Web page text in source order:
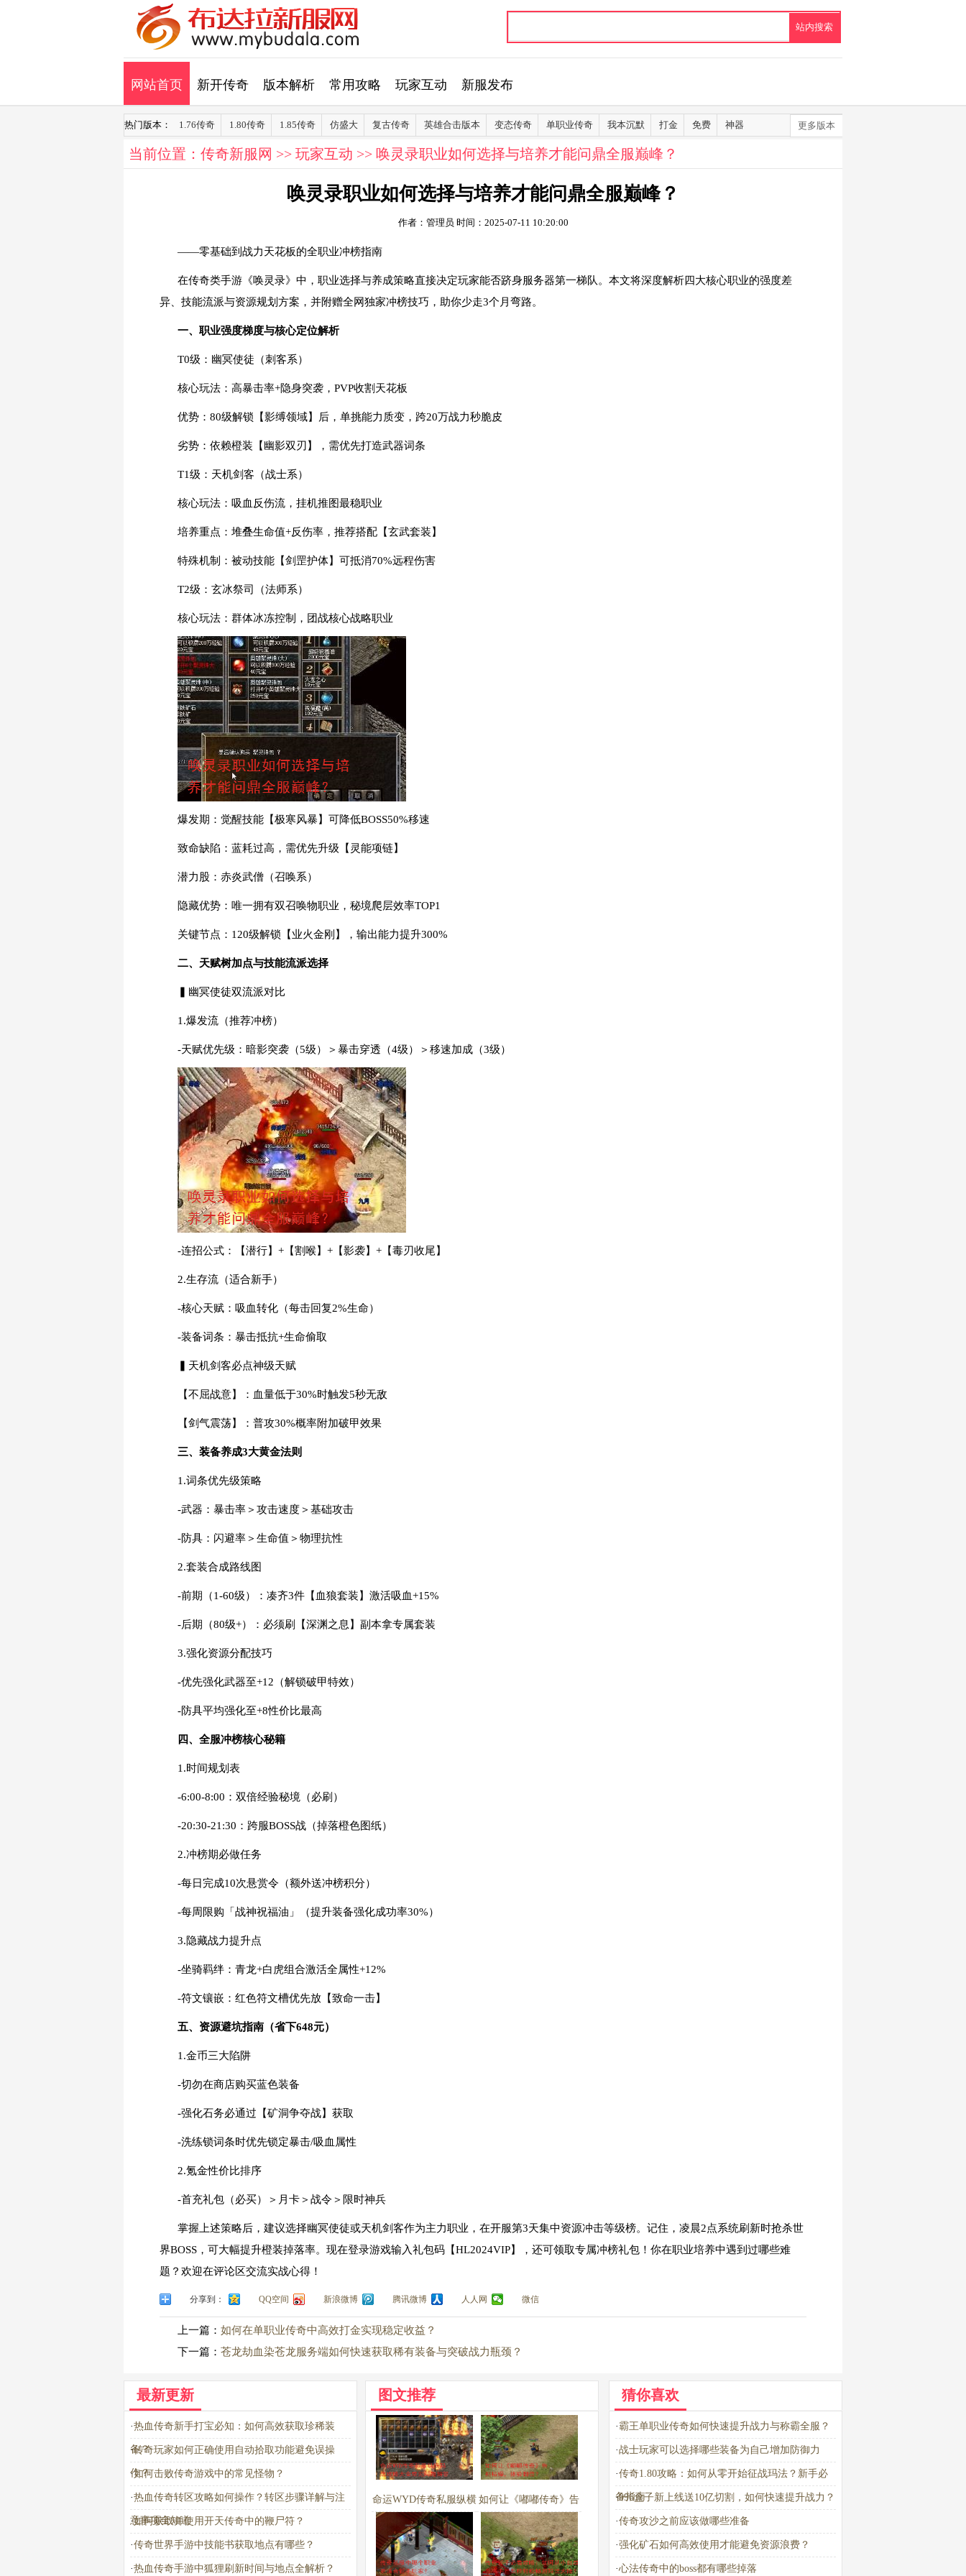
网站首页 新开传奇 版本解析 常用攻略 玩家互动 新服发布
热门版本： 1.76传奇 1.80传奇 1.85传奇 仿盛大 复古传奇 英雄合击版本 变态传奇 单职业传奇 我本沉默 打金 免费 神器 更多版本
当前位置： 传奇新服网 >> 玩家互动 >> 唤灵录职业如何选择与培养才能问鼎全服巅峰？
唤灵录职业如何选择与培养才能问鼎全服巅峰？
作者：管理员 时间：2025-07-11 10:20:00
——零基础到战力天花板的全职业冲榜指南
在传奇类手游《唤灵录》中，职业选择与养成策略直接决定玩家能否跻身服务器第一梯队。本文将深度解析四大核心职业的强度差
异、技能流派与资源规划方案，并附赠全网独家冲榜技巧，助你少走3个月弯路。
一、职业强度梯度与核心定位解析
T0级：幽冥使徒（刺客系）
核心玩法：高暴击率+隐身突袭，PVP收割天花板
优势：80级解锁【影缚领域】后，单挑能力质变，跨20万战力秒脆皮
劣势：依赖橙装【幽影双刃】，需优先打造武器词条
T1级：天机剑客（战士系）
核心玩法：吸血反伤流，挂机推图最稳职业
培养重点：堆叠生命值+反伤率，推荐搭配【玄武套装】
特殊机制：被动技能【剑罡护体】可抵消70%远程伤害
T2级：玄冰祭司（法师系）
核心玩法：群体冰冻控制，团战核心战略职业
爆发期：觉醒技能【极寒风暴】可降低BOSS50%移速
致命缺陷：蓝耗过高，需优先升级【灵能项链】
潜力股：赤炎武僧（召唤系）
隐藏优势：唯一拥有双召唤物职业，秘境爬层效率TOP1
关键节点：120级解锁【业火金刚】，输出能力提升300%
二、天赋树加点与技能流派选择
▍幽冥使徒双流派对比
1.爆发流（推荐冲榜）
-天赋优先级：暗影突袭（5级）＞暴击穿透（4级）＞移速加成（3级）
-连招公式：【潜行】+【割喉】+【影袭】+【毒刃收尾】
2.生存流（适合新手）
-核心天赋：吸血转化（每击回复2%生命）
-装备词条：暴击抵抗+生命偷取
▍天机剑客必点神级天赋
【不屈战意】：血量低于30%时触发5秒无敌
【剑气震荡】：普攻30%概率附加破甲效果
三、装备养成3大黄金法则
1.词条优先级策略
-武器：暴击率＞攻击速度＞基础攻击
-防具：闪避率＞生命值＞物理抗性
2.套装合成路线图
-前期（1-60级）：凑齐3件【血狼套装】激活吸血+15%
-后期（80级+）：必须刷【深渊之息】副本拿专属套装
3.强化资源分配技巧
-优先强化武器至+12（解锁破甲特效）
-防具平均强化至+8性价比最高
四、全服冲榜核心秘籍
1.时间规划表
-6:00-8:00：双倍经验秘境（必刷）
-20:30-21:30：跨服BOSS战（掉落橙色图纸）
2.冲榜期必做任务
-每日完成10次悬赏令（额外送冲榜积分）
-每周限购「战神祝福油」（提升装备强化成功率30%）
3.隐藏战力提升点
-坐骑羁绊：青龙+白虎组合激活全属性+12%
-符文镶嵌：红色符文槽优先放【致命一击】
五、资源避坑指南（省下648元）
1.金币三大陷阱
-切勿在商店购买蓝色装备
-强化石务必通过【矿洞争夺战】获取
-洗练锁词条时优先锁定暴击/吸血属性
2.氪金性价比排序
-首充礼包（必买）＞月卡＞战令＞限时神兵
掌握上述策略后，建议选择幽冥使徒或天机剑客作为主力职业，在开服第3天集中资源冲击等级榜。记住，凌晨2点系统刷新时抢杀世
界BOSS，可大幅提升橙装掉落率。现在登录游戏输入礼包码【HL2024VIP】，还可领取专属冲榜礼包！你在职业培养中遇到过哪些难
题？欢迎在评论区交流实战心得！
分享到： QQ空间 新浪微博 腾讯微博 人人网 微信
上一篇： 如何在单职业传奇中高效打金实现稳定收益？
下一篇： 苍龙劫血染苍龙服务端如何快速获取稀有装备与突破战力瓶颈？
最新更新
·热血传奇新手打宝必知：如何高效获取珍稀装
备？
·传奇玩家如何正确使用自动拾取功能避免误操
作？
·如何击败传奇游戏中的常见怪物？
·热血传奇转区攻略如何操作？转区步骤详解与注
意事项全知道
·如何获取并使用开天传奇中的鞭尸符？
·传奇世界手游中技能书获取地点有哪些？
·热血传奇手游中狐狸刷新时间与地点全解析？
图文推荐
命运WYD传奇私服纵横
玛法攻略大全常见问题
解答
如何让《嘟嘟传奇》告
别枯燥，体验翻倍？
猜你喜欢
·霸王单职业传奇如何快速提升战力与称霸全服？
·战士玩家可以选择哪些装备为自己增加防御力
·传奇1.80攻略：如何从零开始征战玛法？新手必
备指南
·996盒子新上线送10亿切割，如何快速提升战力？
·传奇攻沙之前应该做哪些准备
·强化矿石如何高效使用才能避免资源浪费？
·心法传奇中的boss都有哪些掉落